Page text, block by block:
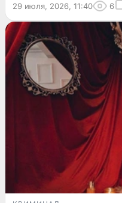
29 июля, 2026, 11:40 6